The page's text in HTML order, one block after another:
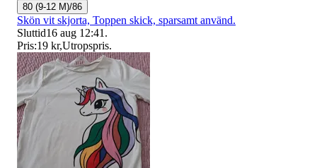
80 (9-12 M)/86
Skön vit skjorta, Toppen skick, sparsamt använd.
Sluttid16 aug 12:41 .
Pris:19 kr,Utropspris.